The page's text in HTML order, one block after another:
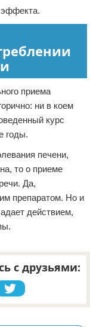
эффекта.
приема
ни в коем
курс
годы.
печени,
то о приеме
Да,
препаратом. Но и
действием,
с друзьями: